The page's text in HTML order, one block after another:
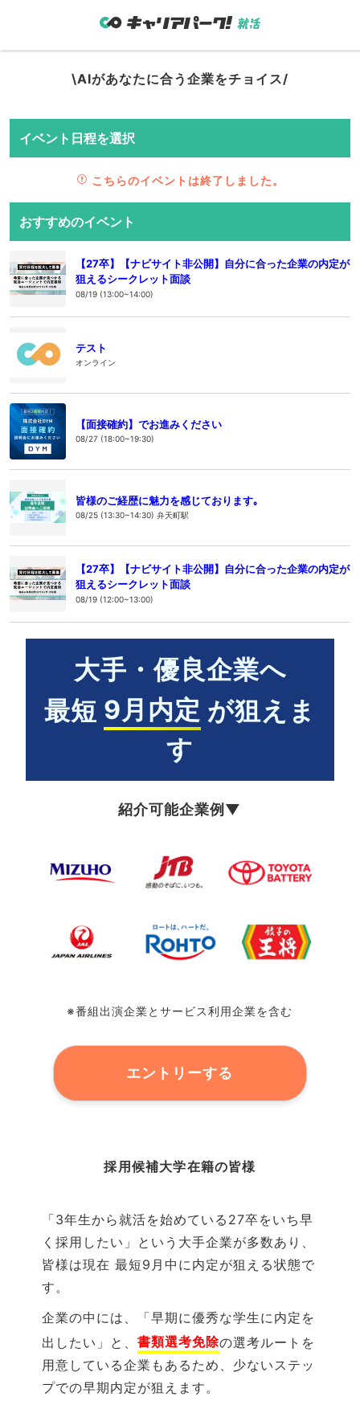
\AIがあなたに合う企業をチョイス/
イベント日程を選択
こちらのイベントは終了しました。
おすすめのイベント
【27卒】【ナビサイト非公開】自分に合った企業の内定が
狙えるシークレット面談
08/19 (13:00~14:00)
テスト
オンライン
【面接確約】でお進みください
08/27 (18:00~19:30)
皆様のご経歴に魅力を感じております｡
08/25 (13:30~14:30) 弁天町駅
【27卒】【ナビサイト非公開】自分に合った企業の内定が
狙えるシークレット面談
08/19 (12:00~13:00)
大手・優良企業へ
最短 9月内定 が狙えま
す
紹介可能企業例▼
※番組出演企業とサービス利用企業を含む
エントリーする
採用候補大学在籍の皆様
「3年生から就活を始めている27卒をいち早
く採用したい」という大手企業が多数あり、
皆様は現在 最短9 月中に内定が狙える状態で
す。
企業の中には、「早期に優秀な学生に内定を
出したい」と、 書類選考免除の選考ルートを
用意している企業もあるため、少ないステッ
プでの早期内定が狙えます。